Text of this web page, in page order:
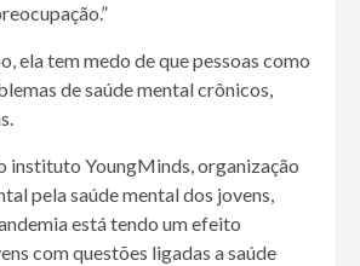
ela tem medo de que pessoas como
de saúde mental crônicos,
instituto YoungMinds, organização
pela saúde mental dos jovens,
está tendo um efeito
com questões ligadas a saúde